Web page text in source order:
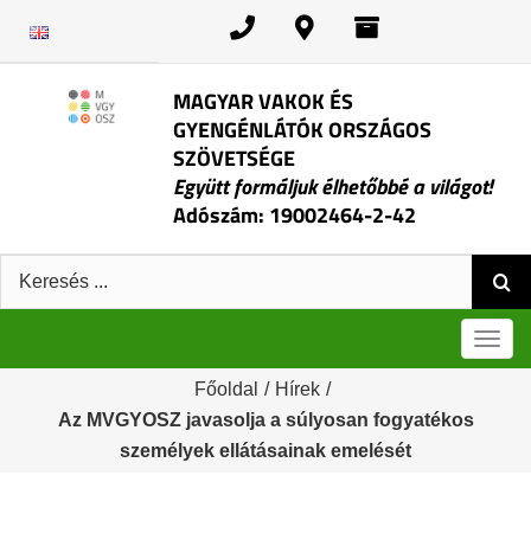
MAGYAR VAKOK ÉS
GYENGÉNLÁTÓK ORSZÁGOS
SZÖVETSÉGE
Együtt formáljuk élhetőbbé a világot!
Adószám: 19002464-2-42
Keresés:
Főoldal / Hírek /
Az MVGYOSZ javasolja a súlyosan fogyatékos
személyek ellátásainak emelését